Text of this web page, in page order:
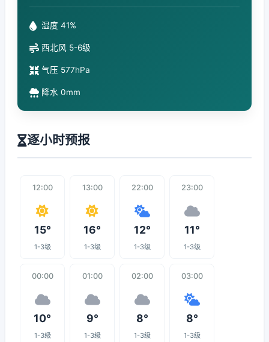
湿度 41%
西北风 5-6级
气压 577hPa
降水 0mm
逐小时预报
12:00
15°
1-3级
13:00
16°
1-3级
22:00
12°
1-3级
23:00
11°
1-3级
00:00
10°
1-3级
01:00
9°
1-3级
02:00
8°
1-3级
03:00
8°
1-3级